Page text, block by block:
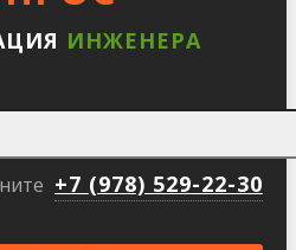
ИНЖЕНЕРА
+7 (978) 529-22-30